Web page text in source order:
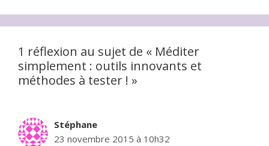
1 réflexion au sujet de « Méditer
simplement : outils innovants et
méthodes à tester ! »
Stéphane
23 novembre 2015 à 10h32